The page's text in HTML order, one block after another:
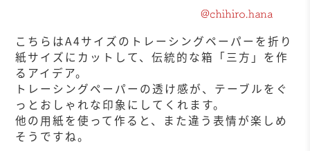
こちらはA4サイズのトレーシングペーパーを折り
紙サイズにカットして、伝統的な箱「三方」を作
るアイデア。
トレーシングペーパーの透け感が、テーブルをぐ
っとおしゃれな印象にしてくれます。
他の用紙を使って作ると、また違う表情が楽しめ
そうですね。